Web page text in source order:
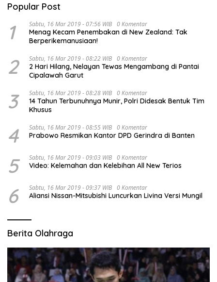
Popular Post
1 Sabtu, 16 Mar 2019 - 07:56 WIB 0 Komentar
Menag Kecam Penembakan di New Zealand: Tak
Berperikemanusiaan!
2 Sabtu, 16 Mar 2019 - 08:22 WIB 0 Komentar
2 Hari Hilang, Nelayan Tewas Mengambang di Pantai
Cipalawah Garut
3 Sabtu, 16 Mar 2019 - 08:28 WIB 0 Komentar
14 Tahun Terbunuhnya Munir, Polri Didesak Bentuk Tim
Khusus
4 Sabtu, 16 Mar 2019 - 08:55 WIB 0 Komentar
Prabowo Resmikan Kantor DPD Gerindra di Banten
5 Sabtu, 16 Mar 2019 - 09:03 WIB 0 Komentar
Video: Kelemahan dan Kelebihan All New Terios
6 Sabtu, 16 Mar 2019 - 09:37 WIB 0 Komentar
Aliansi Nissan-Mitsubishi Luncurkan Livina Versi Mungil
Berita Olahraga